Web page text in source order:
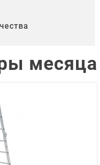
месяца